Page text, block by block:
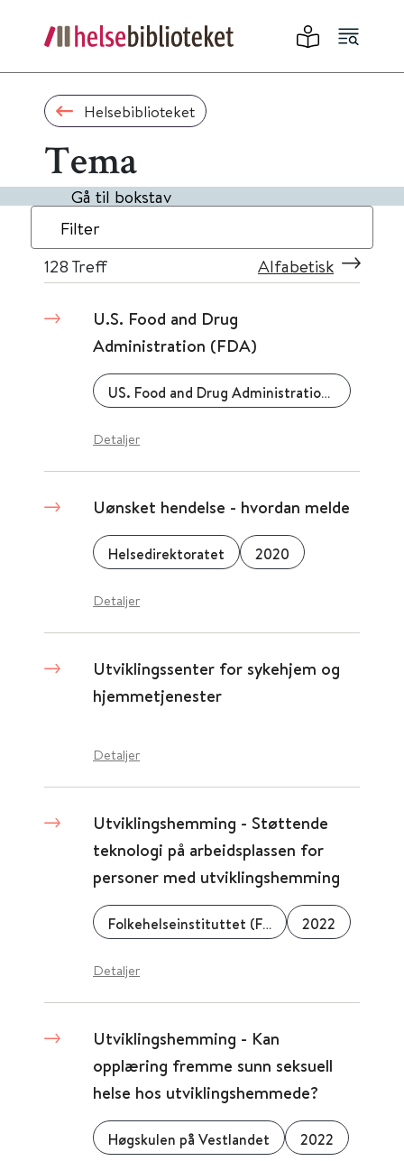
Helsebiblioteket
Tema
Gå til bokstav
Filter
128 Treff Alfabetisk
U.S. Food and Drug
Administration (FDA)
US. Food and Drug Administration (FDA)
Detaljer
Uønsket hendelse - hvordan melde
Helsedirektoratet 2020
Detaljer
Utviklingssenter for sykehjem og
hjemmetjenester
Detaljer
Utviklingshemming - Støttende
teknologi på arbeidsplassen for
personer med utviklingshemming
Folkehelseinstituttet (FHI) 2022
Detaljer
Utviklingshemming - Kan
opplæring fremme sunn seksuell
helse hos utviklingshemmede?
Høgskulen på Vestlandet 2022